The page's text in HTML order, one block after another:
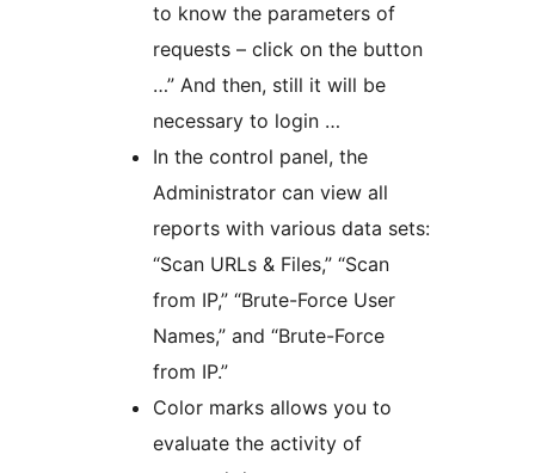
to know the parameters of
requests – click on the button
…” And then, still it will be
necessary to login …
In the control panel, the
Administrator can view all
reports with various data sets:
“Scan URLs & Files,” “Scan
from IP,” “Brute-Force User
Names,” and “Brute-Force
from IP.”
Color marks allows you to
evaluate the activity of